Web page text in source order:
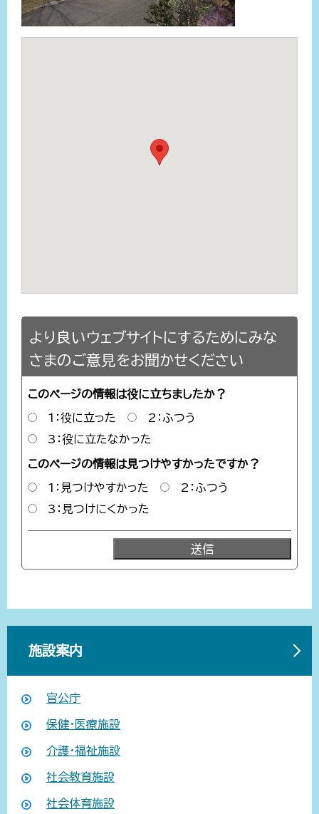
より良いウェブサイトにするためにみな
さまのご意見をお聞かせください
このページの情報は役に立ちましたか？
1：役に立った
2：ふつう
3：役に立たなかった
このページの情報は見つけやすかったですか？
1：見つけやすかった
2：ふつう
3：見つけにくかった
施設案内
官公庁
保健・医療施設
介護・福祉施設
社会教育施設
社会体育施設